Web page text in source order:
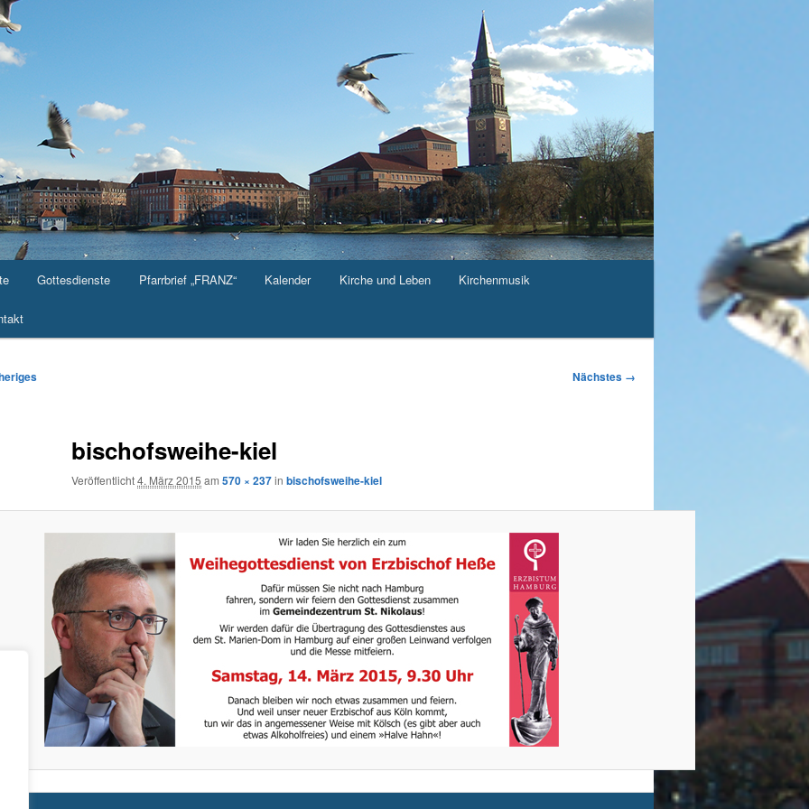
Gottesdienste Pfarrbrief „FRANZ“ Kalender Kirche und Leben Kirchenmusik
Nächstes →
bischofsweihe-kiel
Veröffentlicht4. März 2015 am570 × 237inbischofsweihe-kiel